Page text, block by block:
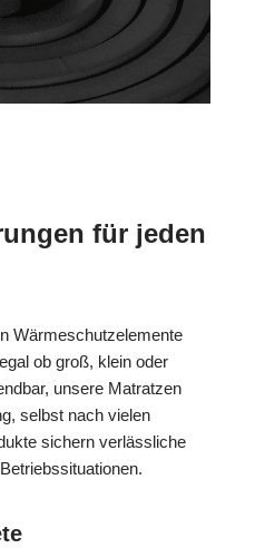
für jeden
Wärmeschutzelemente
ob groß, klein oder
unsere Matratzen
selbst nach vielen
sichern verlässliche